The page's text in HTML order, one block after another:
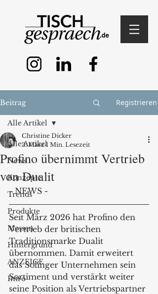
Beitrag Registrieren
Alle Artikel
News
Konzepte
Trends
Produkte
Messen
Hintergrund
ANZEIGE
Intro
Alle Artikel
Profino übernimmt Vertrieb
von Dualit
Christine Dicker
3. März 1 Min. Lesezeit
- NEWS -
Seit März 2026 hat Profino den
Vertrieb der britischen
Traditionsmarke Dualit
übernommen. Damit erweitert
das Solinger Unternehmen sein
Sortiment und verstärkt weiter
seine Position als Vertriebspartner